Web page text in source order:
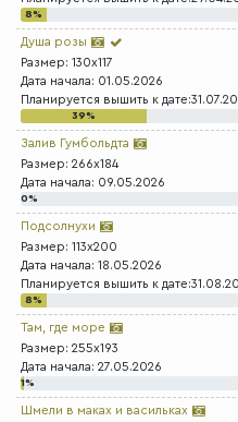
8%
Душа розы
Размер: 130x117
Дата начала: 01.05.2026
Планируется вышить к
39%
Залив Гумбольдта
Размер: 266x184
Дата начала: 09.05.2026
0%
Подсолнухи
Размер: 113x200
Дата начала: 18.05.2026
Планируется вышить к
8%
Там, где море
Размер: 255x193
Дата начала: 27.05.2026
1%
Шмели в маках и васильках